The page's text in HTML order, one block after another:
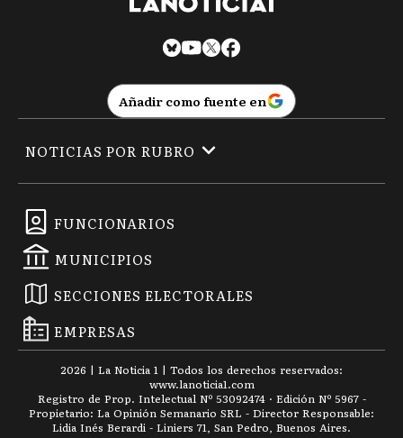
Añadir como fuente en
FUNCIONARIOS
MUNICIPIOS
SECCIONES ELECTORALES
EMPRESAS
NOTICIAS POR RUBRO
2026 | La Noticia 1 | Todos los derechos reservados:
www.lanoticia1.com
Registro de Prop. Intelectual Nº 53092474 · Edición Nº 5967 -
Propietario: La Opinión Semanario SRL - Director Responsable:
Lidia Inés Berardi - Liniers 71, San Pedro, Buenos Aires.